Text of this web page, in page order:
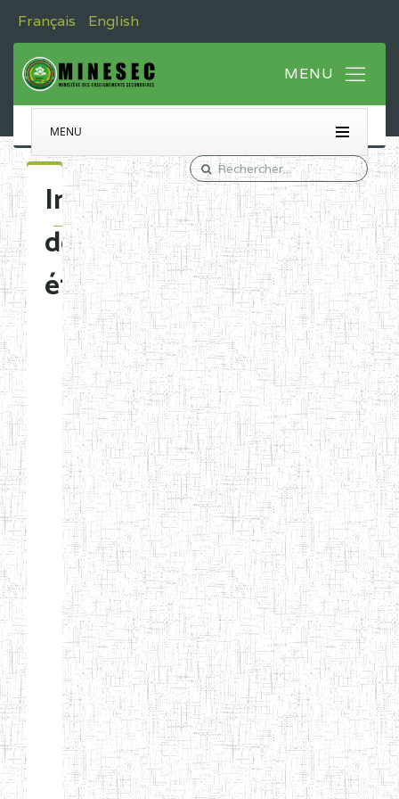
Français English
MENU
Immatriculation
des
établissements
Etablissements
d'enseignement
normal
ENI
Chercher:
Effacer les filtres
Denomination
Type